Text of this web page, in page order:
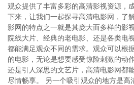
观众提供了丰富多彩的高清影视资源，
下来，让我们一起探寻高清电影网，了
影网的特点之一就是其庞大而多样的影
院线大片、经典的老电影、还是各类电
都能满足观众不同的需求。观众可以根
的电影，无论是想要感受惊险刺激的动
还是引人深思的文艺片，高清电影网都
尽情畅享。 另一个吸引观众的地方是高